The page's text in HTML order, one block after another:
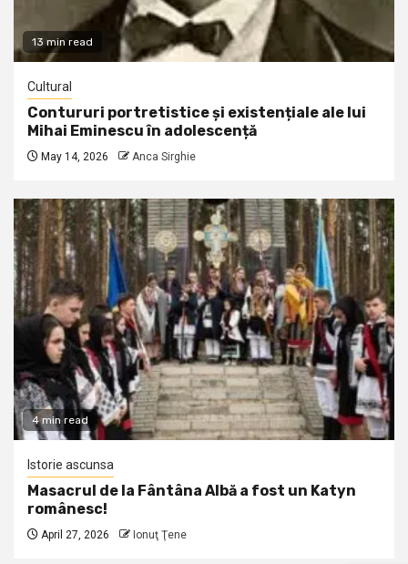
13 min read
Cultural
Contururi portretistice și existențiale ale lui
Mihai Eminescu în adolescență
May 14, 2026 Anca Sirghie
4 min read
Istorie ascunsa
Masacrul de la Fântâna Albă a fost un Katyn
românesc!
April 27, 2026 Ionuţ Ţene